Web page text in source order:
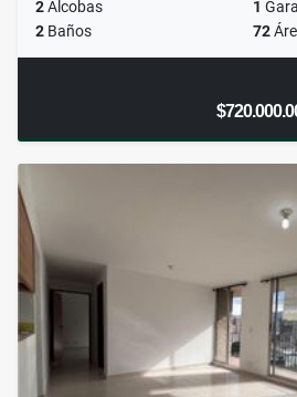
2Alcobas 1
2 Baños 72